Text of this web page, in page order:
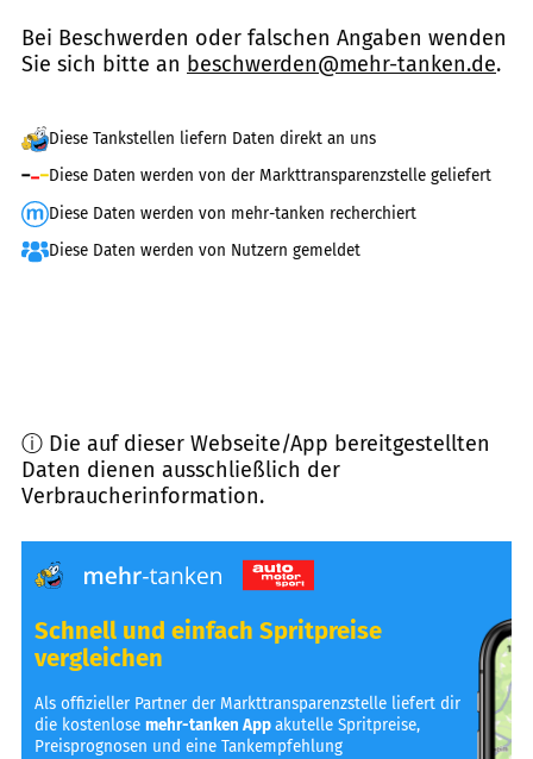
Bei Beschwerden oder falschen Angaben wenden
Sie sich bitte an beschwerden@mehr-tanken.de.
Diese Tankstellen liefern Daten direkt an uns
Diese Daten werden von der Markttransparenzstelle geliefert
Diese Daten werden von mehr-tanken recherchiert
Diese Daten werden von Nutzern gemeldet
ⓘ Die auf dieser Webseite/App bereitgestellten
Daten dienen ausschließlich der
Verbraucherinformation.
Schnell und einfach Spritpreise
vergleichen
Als offizieller Partner der Markttransparenzstelle liefert dir
die kostenlosemehr-tanken Appakutelle Spritpreise,
Preisprognosen und eine Tankempfehlung